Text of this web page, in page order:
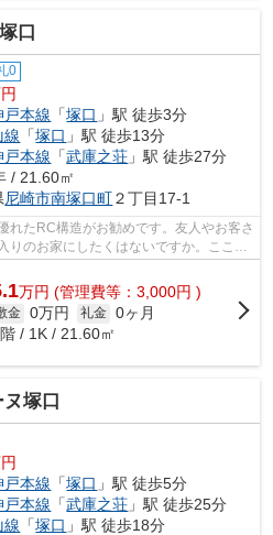
口
0
戸本線 「塚口 」駅 徒歩3分
線 「塚口 」駅 徒歩13分
戸本線 「武庫之荘 」駅 徒歩27分
/ 21.60㎡
尼崎市南塚口町２丁目17-1
れたRC構造がお勧めです。友人やお客さ
りのお家にしたくはないですか。ここか
う。
万円 (管理費等：3,000円 )
金 0万円 礼金 0ヶ月
/ 1K / 21.60㎡
塚口
戸本線 「塚口 」駅 徒歩5分
戸本線 「武庫之荘 」駅 徒歩25分
線 「塚口 」駅 徒歩18分